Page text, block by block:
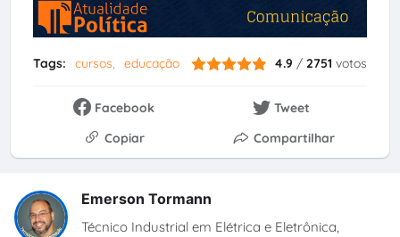
Tags: cursos educação 4.9 /2751 votos
Facebook
Tweet
Copiar
Compartilhar
Emerson Tormann
Técnico Industrial em Elétrica e Eletrônica,